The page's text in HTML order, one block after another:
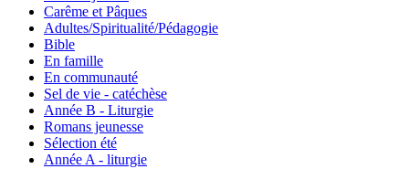
Carême et Pâques
Adultes/Spiritualité/Pédagogie
Bible
En famille
En communauté
Sel de vie - catéchèse
Année B - Liturgie
Romans jeunesse
Sélection été
Année A - liturgie